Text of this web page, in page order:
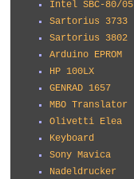
Intel SBC-80/05
Sartorius 3733
Sartorius 3802
Arduino EPROM
HP 100LX
GENRAD 1657
MBO Translator
Olivetti Elea
Keyboard
Sony Mavica
Nadeldrucker